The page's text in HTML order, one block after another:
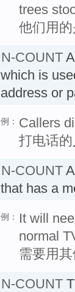
trees
他们用
N-COUNT A
which is
address or
例： Callers
打电话
N-COUNT A
that has a
例：
It will
normal
需要用
N-COUNT